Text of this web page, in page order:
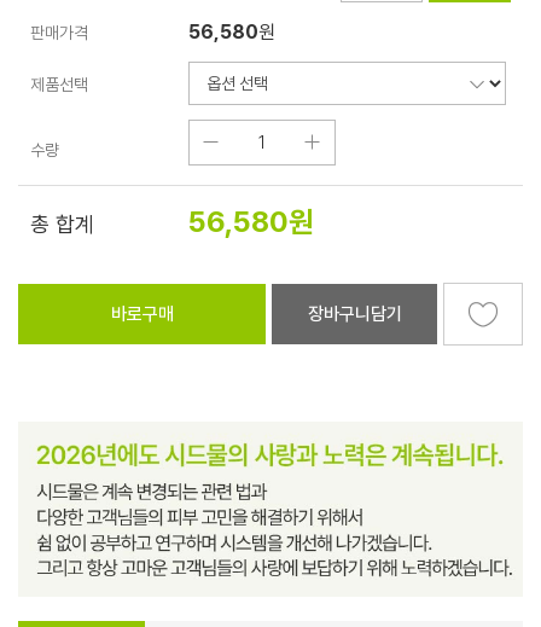
판매가격 56,580원
제품선택
수량
총 합계 56,580원
바로구매 장바구니담기